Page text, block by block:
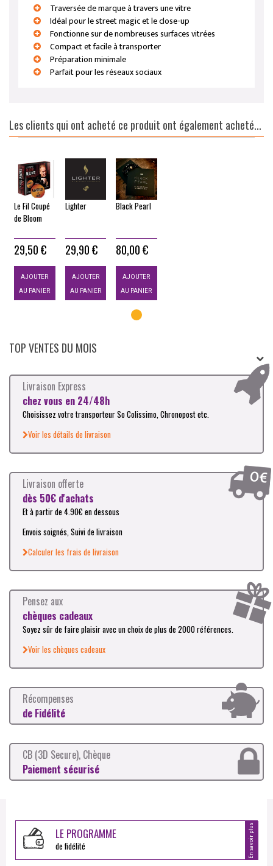
TOP VENTES DU MOIS
Livraison Express
chez vous en 24/48h
Choisissez votre transporteur So Colissimo, Chronopost etc.
Voir les détails de livraison
Livraison offerte
dès 50€ d'achats
Et à partir de 4.90€ en dessous
Envois soignés, Suivi de livraison
Calculer les frais de livraison
Pensez aux
chèques cadeaux
Soyez sûr de faire plaisir avec un choix de plus de 2000 références.
Voir les chèques cadeaux
Récompenses
de Fidélité
CB (3D Secure), Chèque
Paiement sécurisé
Traversée de marque à travers une vitre
Idéal pour le street magic et le close-up
Fonctionne sur de nombreuses surfaces vitrées
Compact et facile à transporter
Préparation minimale
Parfait pour les réseaux sociaux
Les clients qui ont acheté ce produit ont également acheté...
Le Fil Coupé
de Bloom
29,50 €
AJOUTER
AU PANIER
Lighter
29,90 €
AJOUTER
AU PANIER
Black Pearl
80,00 €
AJOUTER
AU PANIER
LE PROGRAMME
de fidélité En savoir plus